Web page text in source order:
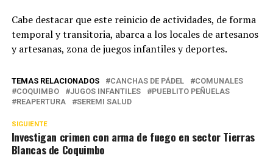
Cabe destacar que este reinicio de actividades, de forma
temporal y transitoria, abarca a los locales de artesanos
y artesanas, zona de juegos infantiles y deportes.
TEMAS RELACIONADOS CANCHAS DE PÁDEL
COMUNALES
COQUIMBO
JUGOS INFANTILES
PUEBLITO PEÑUELAS
REAPERTURA
SEREMI SALUD
SIGUIENTE
Investigan crimen con arma de fuego en sector Tierras
Blancas de Coquimbo